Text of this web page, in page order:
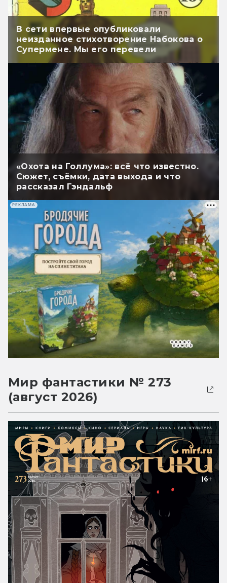
В сети впервые опубликовали
неизданное стихотворение Набокова о
Супермене. Мы его перевели
«Охота на Голлума»: всё что известно.
Сюжет, съёмки, дата выхода и что
рассказал Гэндальф
РЕКЛАМА
Мир фантастики № 273
(август 2026)